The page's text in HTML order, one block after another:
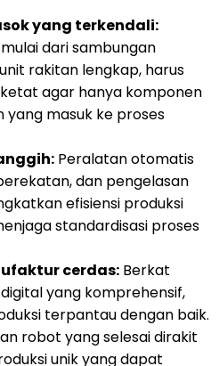
yang terkendali:
dari sambungan
rakitan lengkap, harus
agar hanya komponen
yang masuk ke proses
Peralatan otomatis
dan pengelasan
efisiensi produksi
standardisasi proses
cerdas: Berkat
yang komprehensif,
terpantau dengan baik.
robot yang selesai dirakit
unik yang dapat